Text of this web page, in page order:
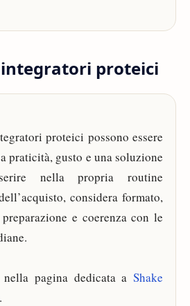
integratori proteici
proteici possono essere
praticità, gusto e una soluzione
nella propria routine
considera formato,
e coerenza con le
pagina dedicata a Shake
.